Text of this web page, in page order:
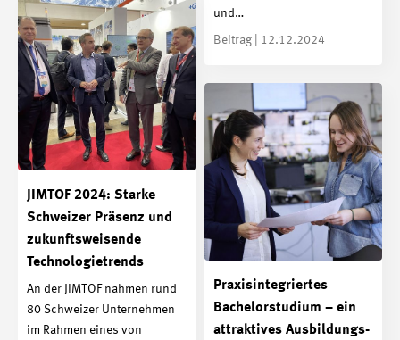
und…
Beitrag | 12.12.2024
JIMTOF 2024: Starke
Schweizer Präsenz und
zukunftsweisende
Technologietrends
An der JIMTOF nahmen rund
80 Schweizer Unternehmen
im Rahmen eines von
Praxis­integriertes
Bachelor­studium – ein
attraktives Ausbildungs­